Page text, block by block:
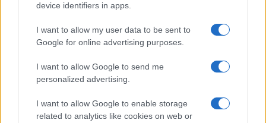
device identifiers in apps.
I want to allow my user data to be sent to
Google for online advertising purposes.
I want to allow Google to send me
personalized advertising.
I want to allow Google to enable storage
related to analytics like cookies on web or
equilibrio, forza e salti a secco
Beatrice Beretta · 7 Ago 2026
PATTINAGGIO DI FIGURA